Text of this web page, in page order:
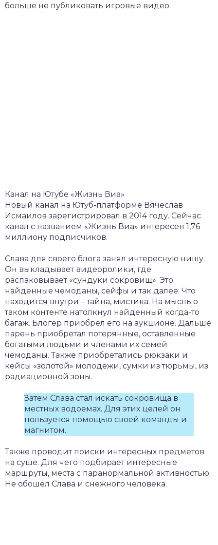
больше не публиковать игровые видео.
Канал на Ютубе «Жизнь Виа»
Новый канал на Ютуб-платформе Вячеслав
Исмаилов зарегистрировал в 2014 году. Сейчас
канал с названием «Жизнь Виа» интересен 1,76
миллиону подписчиков.
Слава для своего блога занял интересную нишу.
Он выкладывает видеоролики, где
распаковывает «сундуки сокровищ». Это
найденные чемоданы, сейфы и так далее. Что
находится внутри – тайна, мистика. На мысль о
таком контенте натолкнул найденный когда-то
багаж. Блогер приобрел его на аукционе. Дальше
парень приобретал потерянные, оставленные
богатыми людьми и членами их семей
чемоданы. Также приобретались рюкзаки и
кейсы «золотой» молодежи, сумки из тюрьмы, из
радиационной зоны.
Затем Слава стал искать сокровища в
местных водоемах. Для этих целей он
пользуется помощью своей команды и
магнитом.
Также проводит поиски интересных предметов
на суше. Для чего подбирает интересные
маршруты, места с паранормальной активностью.
Не обошел Слава и снежного человека.